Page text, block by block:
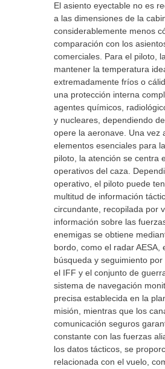
El asiento eyectable no es
a las dimensiones de la
considerablemente menos
comparación con los
comerciales. Para el piloto,
mantener la temperatura
extremadamente fríos o
una protección interna
agentes químicos,
y nucleares, dependiendo
opere la aeronave. Una vez
elementos esenciales para
piloto, la atención se centra
operativos del caza.
operativo, el piloto puede
multitud de información
circundante, recopilada por
información sobre las
enemigas se obtiene
bordo, como el radar AESA,
búsqueda y seguimiento por
el IFF y el conjunto de
sistema de navegación
precisa establecida en la
misión, mientras que los
comunicación seguros
constante con las fuerzas
los datos tácticos, se
relacionada con el vuelo,